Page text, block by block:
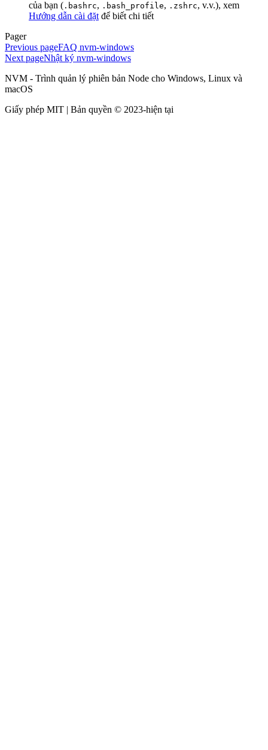
của bạn ( .bashrc, .bash_profile, .zshrc, v.v.), xem
Hướng dẫn cài đặt để biết chi tiết
Pager
Previous pageFAQ nvm-windows
Next pageNhật ký nvm-windows
NVM - Trình quản lý phiên bản Node cho Windows, Linux và
macOS
Giấy phép MIT | Bản quyền © 2023-hiện tại